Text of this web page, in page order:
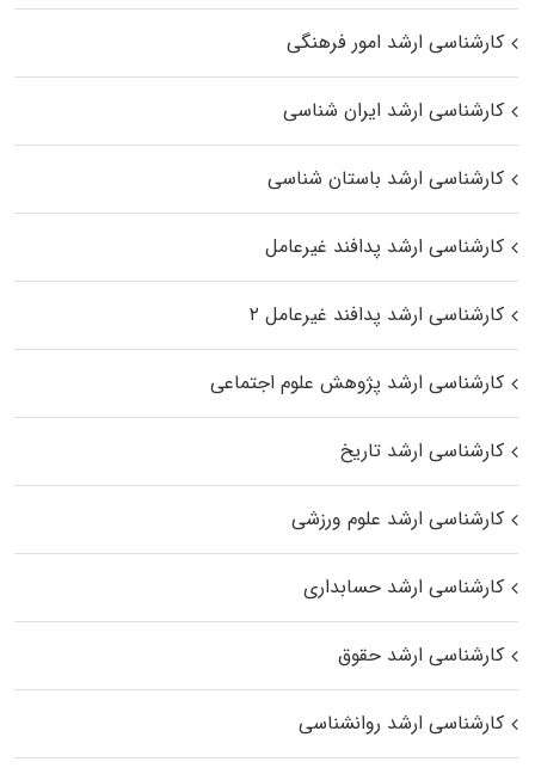
کارشناسی ارشد امور فرهنگی
کارشناسی ارشد ایران شناسی
کارشناسی ارشد باستان شناسی
کارشناسی ارشد پدافند غیرعامل
کارشناسی ارشد پدافند غیرعامل ۲
کارشناسی ارشد پژوهش علوم اجتماعی
کارشناسی ارشد تاریخ
کارشناسی ارشد علوم ورزشی
کارشناسی ارشد حسابداری
کارشناسی ارشد حقوق
کارشناسی ارشد روانشناسی